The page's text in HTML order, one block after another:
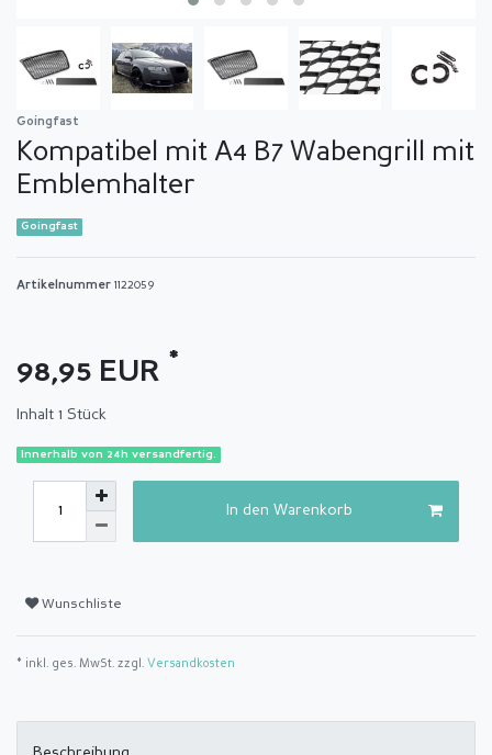
Goingfast
Kompatibel mit A4 B7 Wabengrill mit
Emblemhalter
Goingfast
Artikelnummer 1122059
98,95 EUR *
Inhalt 1 Stück
Innerhalb von 24h versandfertig.
In den Warenkorb
Wunschliste
* inkl. ges. MwSt. zzgl. Versandkosten